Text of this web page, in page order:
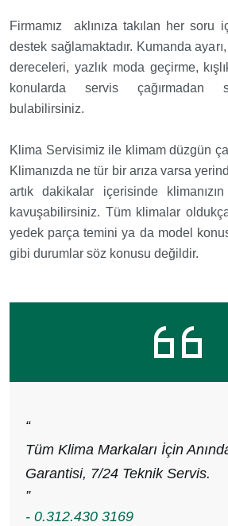
Firmamız aklınıza takılan her soru
destek sağlamaktadır. Kumanda
dereceleri, yazlık moda geçirme,
konularda servis çağırmadan
bulabilirsiniz.
Klima Servisimiz ile klimam düzgün
Klimanızda ne tür bir arıza varsa
artık dakikalar içerisinde
kavuşabilirsiniz. Tüm klimalar oldukça
yedek parça temini ya da model
gibi durumlar söz konusu değildir.
“
Tüm Klima Markaları İçin
Garantisi, 7/24 Teknik Servis.
”
- 0.312.430 3169